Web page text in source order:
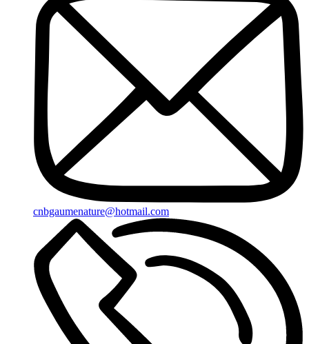
cnbgaumenature@hotmail.com